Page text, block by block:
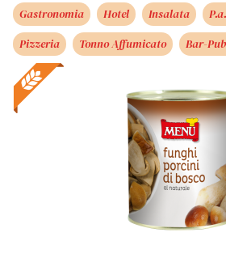
Gastronomia
Hotel Insalata
Pizzeria
Tonno Affumicato Bar-